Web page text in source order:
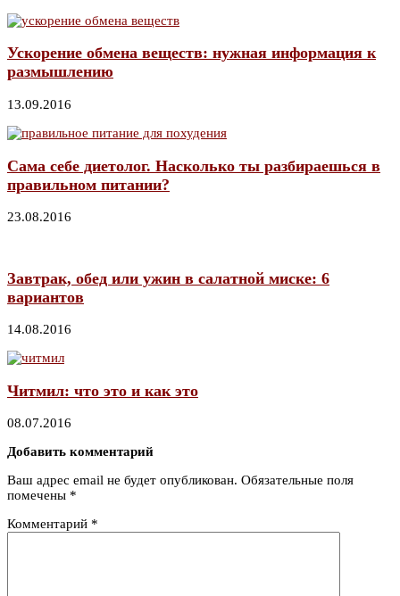
Ускорение обмена веществ: нужная информация к
размышлению
13.09.2016
Сама себе диетолог. Насколько ты разбираешься в
правильном питании?
23.08.2016
Завтрак, обед или ужин в салатной миске: 6
вариантов
14.08.2016
Читмил: что это и как это
08.07.2016
Добавить комментарий
Ваш адрес email не будет опубликован. Обязательные поля
помечены *
Комментарий *